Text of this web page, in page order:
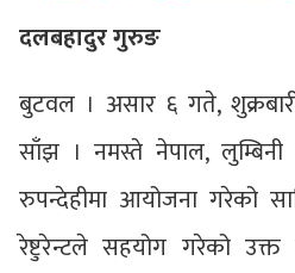
दलबहादुर गुरुङ
बुटवल । असार ६ गते,
साँझ । नमस्ते नेपाल,
रुपन्देहीमा आयोजना गरेको
रेष्टुरेन्टले सहयोग गरेको उक्त